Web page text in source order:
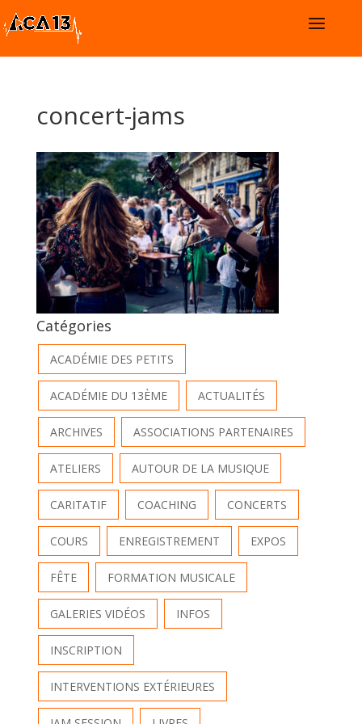
concert-jams
Catégories
ACADÉMIE DES PETITS
ACADÉMIE DU 13ÈME ACTUALITÉS
ARCHIVES ASSOCIATIONS PARTENAIRES
ATELIERS AUTOUR DE LA MUSIQUE
CARITATIF COACHING CONCERTS
COURS ENREGISTREMENT EXPOS
FÊTE FORMATION MUSICALE
GALERIES VIDÉOS INFOS
INSCRIPTION
INTERVENTIONS EXTÉRIEURES